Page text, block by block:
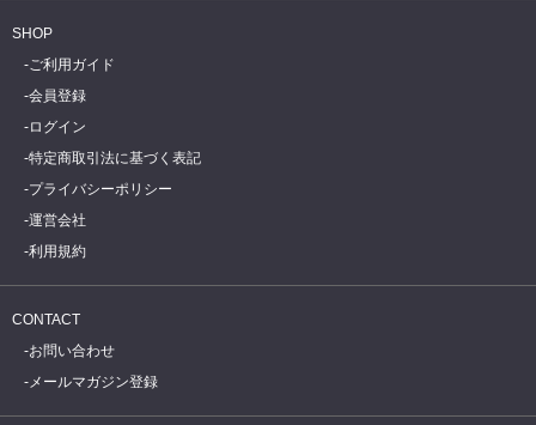
SHOP
ご利用ガイド
会員登録
ログイン
特定商取引法に基づく表記
プライバシーポリシー
運営会社
利用規約
CONTACT
お問い合わせ
メールマガジン登録